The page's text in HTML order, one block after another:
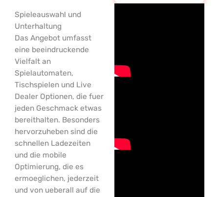
Spieleauswahl und
Unterhaltung
Das Angebot umfasst
eine beeindruckende
Vielfalt an
Spielautomaten,
Tischspielen und Live
Dealer Optionen, die fuer
jeden Geschmack etwas
bereithalten. Besonders
hervorzuheben sind die
schnellen Ladezeiten
und die mobile
Optimierung, die es
ermoeglichen, jederzeit
und von ueberall auf die